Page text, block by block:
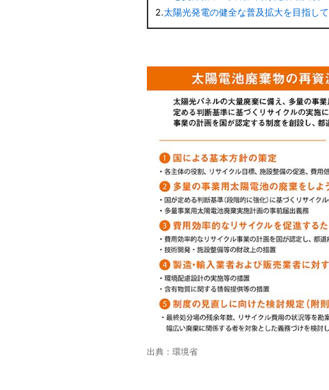
2.太陽光発電の健全な普及拡大を目指して
出典：環境省